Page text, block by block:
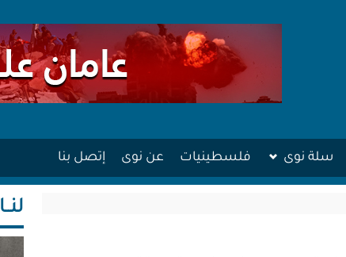
سلة نوى فلسطينيات عن نوى إتصل بنا